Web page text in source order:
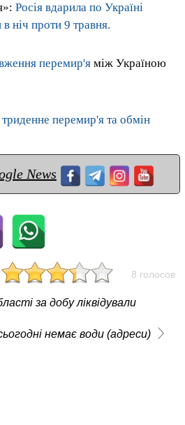
Росія вдарила по Україні
ніч проти 9 травня.
перемир'я між Україною
триденне перемир'я та обмін
News
8 голосов
за добу ліквідували
немає води (адреси)